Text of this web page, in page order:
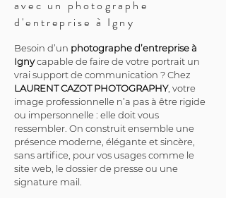
avec un photographe
d'entreprise à Igny
Besoin d’un photographe d’entreprise à
Igny capable de faire de votre portrait un
vrai support de communication ? Chez
LAURENT CAZOT PHOTOGRAPHY, votre
image professionnelle n’a pas à être rigide
ou impersonnelle : elle doit vous
ressembler. On construit ensemble une
présence moderne, élégante et sincère,
sans artifice, pour vos usages comme le
site web, le dossier de presse ou une
signature mail.